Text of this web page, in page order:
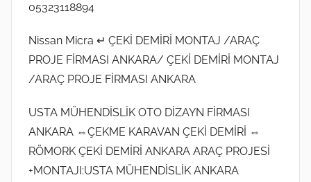
05323118894
Nissan Micra ↵ ÇEKİ DEMİRİ MONTAJ /ARAÇ
PROJE FİRMASI ANKARA/ ÇEKİ DEMİRİ MONTAJ
/ARAÇ PROJE FİRMASI ANKARA
USTA MÜHENDİSLİK OTO DİZAYN FİRMASI
ANKARA ⇔ÇEKME KARAVAN ÇEKİ DEMİRİ ⇔
RÖMORK ÇEKİ DEMİRİ ANKARA ARAÇ PROJESİ
+MONTAJI:USTA MÜHENDİSLİK ANKARA